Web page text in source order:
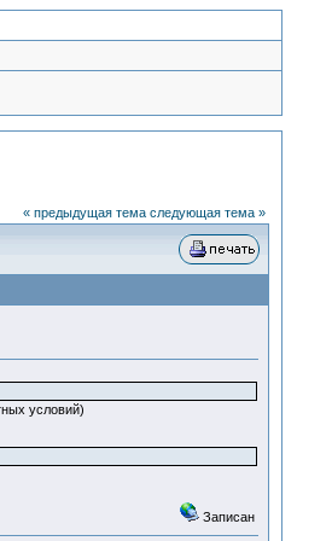
« предыдущая тема следующая тема »
условий)
Записан